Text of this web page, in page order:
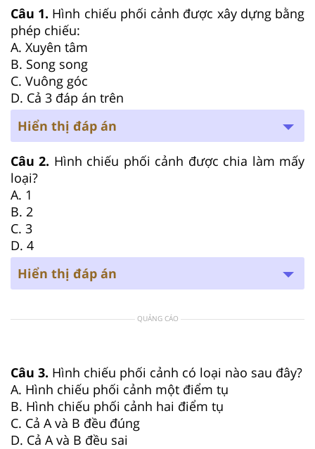
Câu 1. Hình chiếu phối cảnh được xây dựng bằng
phép chiếu:
A. Xuyên tâm
B. Song song
C. Vuông góc
D. Cả 3 đáp án trên
Hiển thị đáp án
Câu 2. Hình chiếu phối cảnh được chia làm mấy
loại?
A. 1
B. 2
C. 3
D. 4
Hiển thị đáp án
QUẢNG CÁO
Câu 3. Hình chiếu phối cảnh có loại nào sau đây?
A. Hình chiếu phối cảnh một điểm tụ
B. Hình chiếu phối cảnh hai điểm tụ
C. Cả A và B đều đúng
D. Cả A và B đều sai